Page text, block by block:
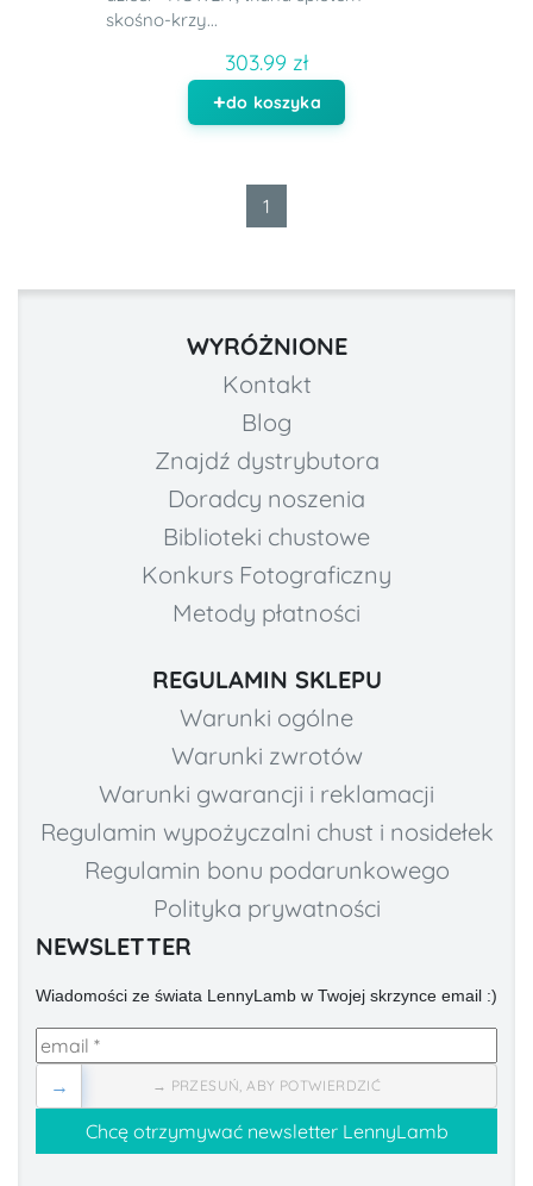
skośno-krzy...
303.99 zł
do koszyka
1
WYRÓŻNIONE
Kontakt
Blog
Znajdź dystrybutora
Doradcy noszenia
Biblioteki chustowe
Konkurs Fotograficzny
Metody płatności
REGULAMIN SKLEPU
Warunki ogólne
Warunki zwrotów
Warunki gwarancji i reklamacji
Regulamin wypożyczalni chust i nosidełek
Regulamin bonu podarunkowego
Polityka prywatności
NEWSLETTER
Wiadomości ze świata LennyLamb w Twojej skrzynce email :)
→ PRZESUŃ, ABY POTWIERDZIĆ
→